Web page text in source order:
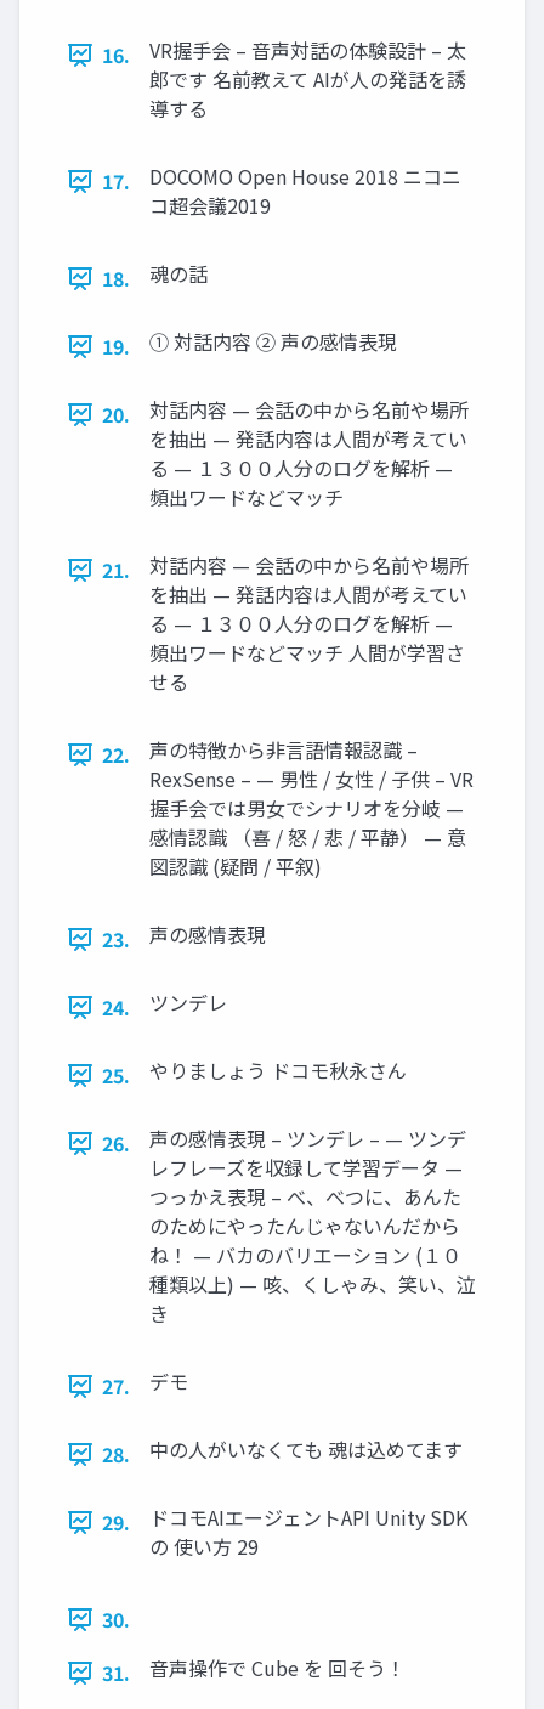
16.
VR握手会 – 音声対話の体験設計 – 太
郎です 名前教えて AIが人の発話を誘
導する
17.
DOCOMO Open House 2018 ニコニ
コ超会議2019
18. 魂の話
19. ① 対話内容 ② 声の感情表現
20.
対話内容 — 会話の中から名前や場所
を抽出 — 発話内容は人間が考えてい
る — １３００人分のログを解析 —
頻出ワードなどマッチ
21.
対話内容 — 会話の中から名前や場所
を抽出 — 発話内容は人間が考えてい
る — １３００人分のログを解析 —
頻出ワードなどマッチ 人間が学習さ
せる
22.
声の特徴から非言語情報認識 –
RexSense – — 男性 / 女性 / 子供 – VR
握手会では男女でシナリオを分岐 —
感情認識 （喜 / 怒 / 悲 / 平静） — 意
図認識 (疑問 / 平叙)
23. 声の感情表現
24. ツンデレ
25. やりましょう ドコモ秋永さん
26.
声の感情表現 – ツンデレ – — ツンデ
レフレーズを収録して学習データ —
つっかえ表現 – べ、べつに、あんた
のためにやったんじゃないんだから
ね！ — バカのバリエーション (１０
種類以上) — 咳、くしゃみ、笑い、泣
き
27. デモ
28. 中の人がいなくても 魂は込めてます
29.
ドコモAIエージェントAPI Unity SDK
の 使い方 29
30.
31.
音声操作で Cube を 回そう！